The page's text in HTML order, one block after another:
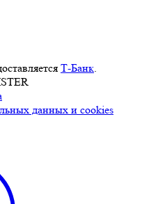
Т-Банк.
данных и cookies